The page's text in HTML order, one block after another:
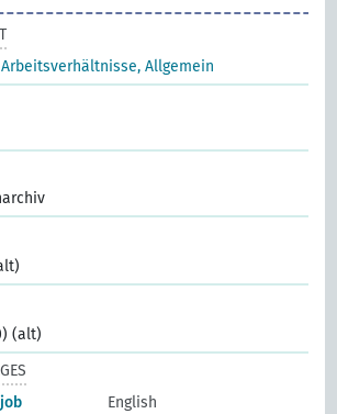
Allgemein
(alt)
English